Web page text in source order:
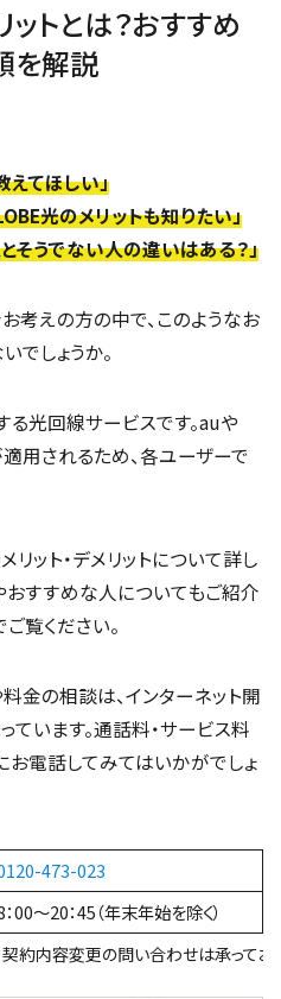
トとは？おすすめ
を解説
えてほしい」
光のメリットも知りたい」
そうでない人の違いはある？」
考えの方の中で、このようなお
でしょうか。
光回線サービスです。auや
用されるため、各ユーザーで
ット・デメリットについて詳し
おすすめな人についてもご紹介
覧ください。
金の相談は、インターネット開
ています。通話料・サービス料
お電話してみてはいかがでしょ
473-023
：00～20：45（年末年始を除く）
約内容変更の問い合わせは承ってお